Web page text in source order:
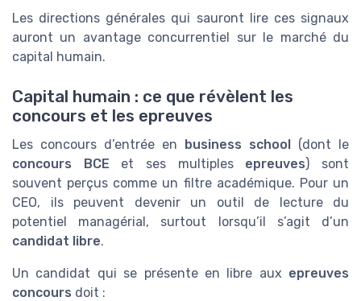
Les directions générales qui sauront lire ces signaux
auront un avantage concurrentiel sur le marché du
capital humain.
Capital humain : ce que révèlent les
concours et les epreuves
Les concours d’entrée en business school (dont le
concours BCE et ses multiples epreuves) sont
souvent perçus comme un filtre académique. Pour un
CEO, ils peuvent devenir un outil de lecture du
potentiel managérial, surtout lorsqu’il s’agit d’un
candidat libre.
Un candidat qui se présente en libre aux epreuves
concours doit :